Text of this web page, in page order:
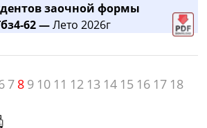
заочной формы
62 —Лето 2026г
7 8 9 10 11 12 13 14 15 16 17 18